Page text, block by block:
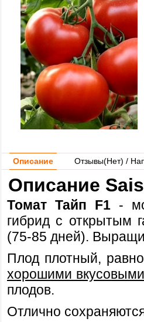
Описание Отзывы(Нет) /
Описание
Томат Тайп F1 -
гибрид с открытым
(75-85 дней).
Плод плотный,
хорошими
плодов.
Отлично